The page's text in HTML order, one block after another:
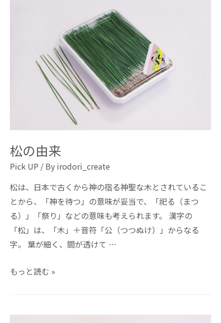
松の由来
Pick UP / By irodori_create
松は、日本で古くから神の宿る神聖な木とされているこ
とから、「神を待つ」の意味が妥当で、「祀る（まつ
る）」「祭り」などの意味も考えられます。 漢字の
「松」は、「木」＋音符「公（つつぬけ）」からなる
字。 葉が細く、間が透けて …
もっと読む »